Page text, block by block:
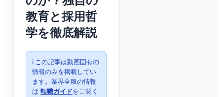
教育と採用哲
学を徹底解説
ℹ️ この記事は動画固有の
情報のみを掲載してい
ます。業界全般の情報
は 転職ガイドをご覧く